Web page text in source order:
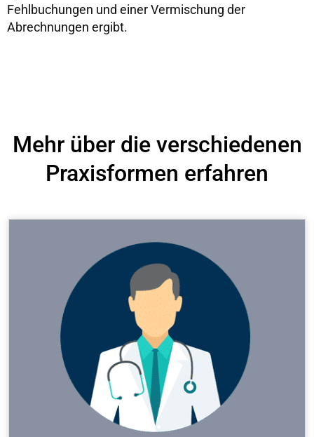
Fehlbuchungen und einer Vermischung der
Abrechnungen ergibt.
Mehr über die verschiedenen
Praxisformen erfahren